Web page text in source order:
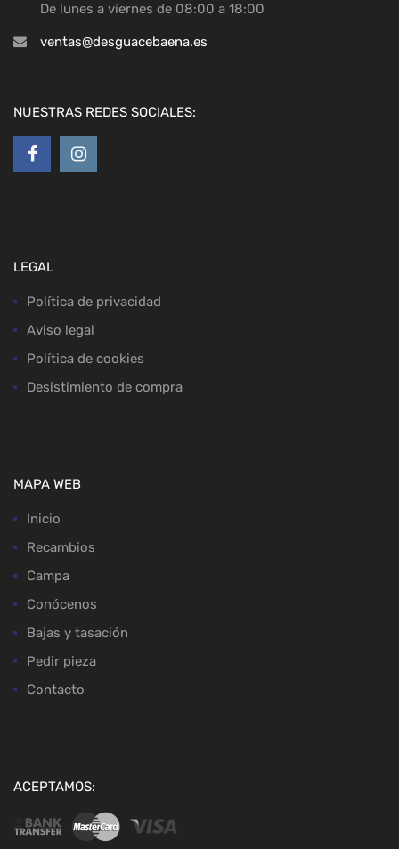
De lunes a viernes de 08:00 a 18:00
ventas@desguacebaena.es
NUESTRAS REDES SOCIALES:
LEGAL
Política de privacidad
Aviso legal
Política de cookies
Desistimiento de compra
MAPA WEB
Inicio
Recambios
Campa
Conócenos
Bajas y tasación
Pedir pieza
Contacto
ACEPTAMOS: